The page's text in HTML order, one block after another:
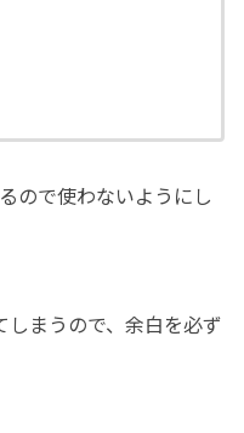
ので使わないようにし
まうので、余白を必ず